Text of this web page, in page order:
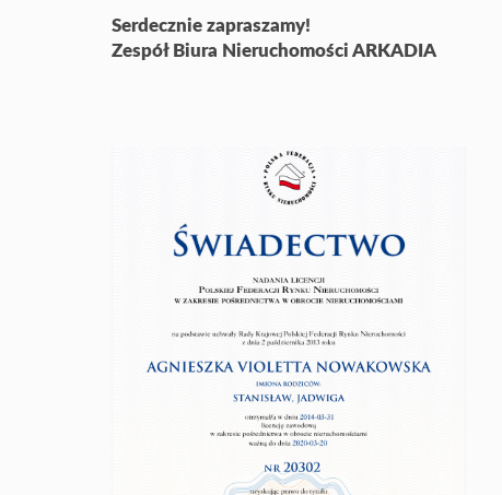
Serdecznie zapraszamy!
Zespół Biura Nieruchomości ARKADIA